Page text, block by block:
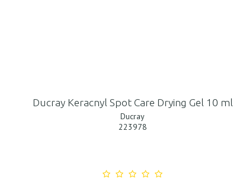
Ducray Keracnyl Spot Care Drying Gel 10 ml
Ducray
223978